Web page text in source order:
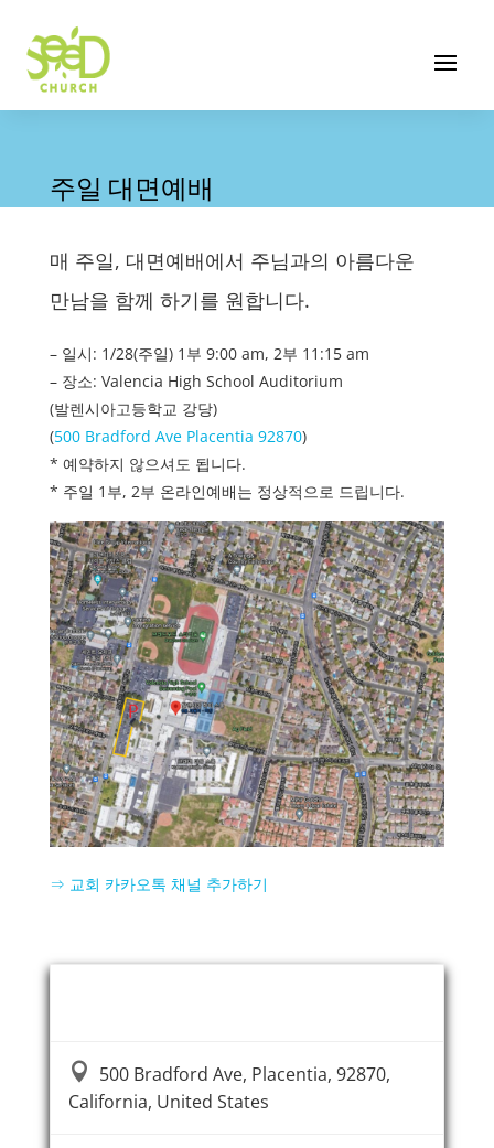
주일 대면예배
매 주일, 대면예배에서 주님과의 아름다운
만남을 함께 하기를 원합니다.
– 일시: 1/28(주일) 1부 9:00 am, 2부 11:15 am
– 장소: Valencia High School Auditorium
(발렌시아고등학교 강당)
(500 Bradford Ave Placentia 92870)
* 예약하지 않으셔도 됩니다.
* 주일 1부, 2부 온라인예배는 정상적으로 드립니다.
⇒ 교회 카카오톡 채널 추가하기
 500 Bradford Ave, Placentia, 92870,
California, United States